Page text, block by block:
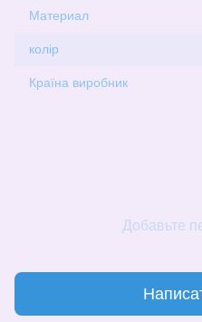
Материал
колір
Країна виробник
Добавьте